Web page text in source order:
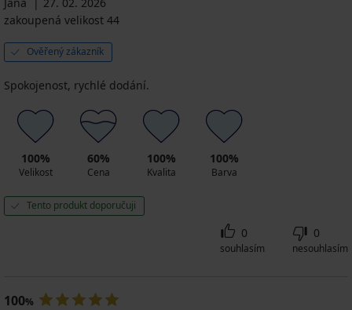
zakoupená velikost 44
Ověřený zákazník
Spokojenost, rychlé dodání.
100%
Velikost
60%
Cena
100%
Kvalita
100%
Barva
Tento produkt doporučuji
0
souhlasím
0
nesouhlasím
100%